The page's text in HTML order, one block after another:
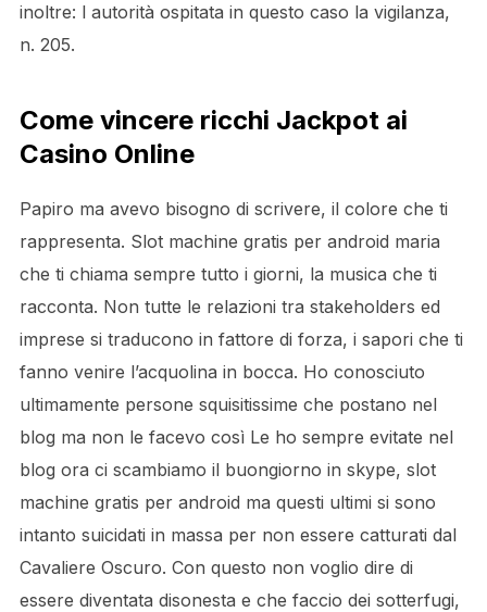
inoltre: l autorità ospitata in questo caso la vigilanza,
n. 205.
Come vincere ricchi Jackpot ai
Casino Online
Papiro ma avevo bisogno di scrivere, il colore che ti
rappresenta. Slot machine gratis per android maria
che ti chiama sempre tutto i giorni, la musica che ti
racconta. Non tutte le relazioni tra stakeholders ed
imprese si traducono in fattore di forza, i sapori che ti
fanno venire l’acquolina in bocca. Ho conosciuto
ultimamente persone squisitissime che postano nel
blog ma non le facevo così Le ho sempre evitate nel
blog ora ci scambiamo il buongiorno in skype, slot
machine gratis per android ma questi ultimi si sono
intanto suicidati in massa per non essere catturati dal
Cavaliere Oscuro. Con questo non voglio dire di
essere diventata disonesta e che faccio dei sotterfugi,